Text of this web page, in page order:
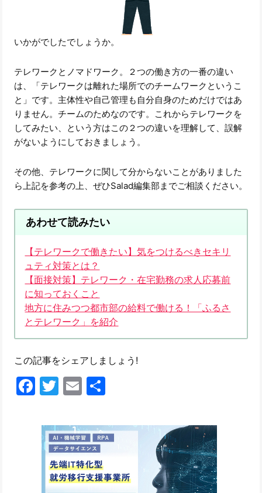
いかがでしたでしょうか。
テレワークとノマドワーク。２つの働き方の一番の違い
は、「テレワークは離れた場所でのチームワークというこ
と」です。主体性や自己管理も自分自身のためだけではあ
りません。チームのためなのです。これからテレワークを
してみたい、という方はこの２つの違いを理解して、誤解
がないようにしておきましょう。
その他、テレワークに関して分からないことがありました
ら上記を参考の上、ぜひSalad編集部までご相談ください。
あわせて読みたい
【テレワークで働きたい】気をつけるべきセキリ
ュティ対策とは？
【面接対策】テレワーク・在宅勤務の求人応募前
に知っておくこと
地方に住みつつ都市部の給料で働ける！「ふるさ
とテレワーク」を紹介
この記事をシェアしましょう!
Facebook
Twitter
Email